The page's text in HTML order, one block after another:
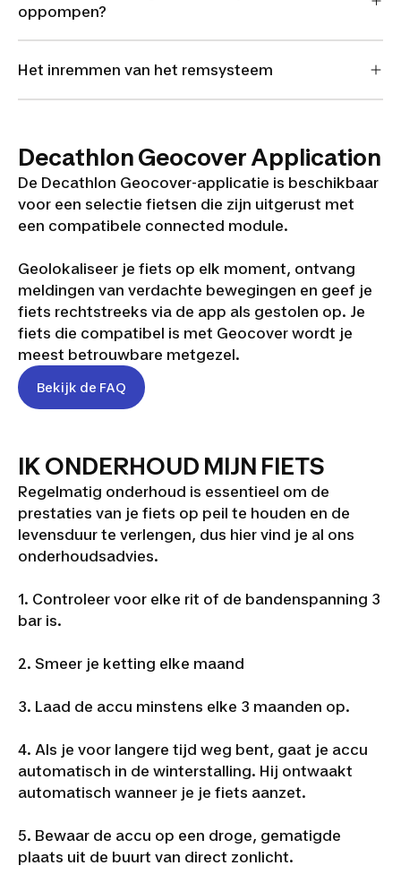
oppompen?
Het inremmen van het remsysteem
Decathlon Geocover Application
De Decathlon Geocover-applicatie is beschikbaar
voor een selectie fietsen die zijn uitgerust met
een compatibele connected module.
Geolokaliseer je fiets op elk moment, ontvang
meldingen van verdachte bewegingen en geef je
fiets rechtstreeks via de app als gestolen op. Je
fiets die compatibel is met Geocover wordt je
meest betrouwbare metgezel.
Bekijk de FAQ
IK ONDERHOUD MIJN FIETS
Regelmatig onderhoud is essentieel om de
prestaties van je fiets op peil te houden en de
levensduur te verlengen, dus hier vind je al ons
onderhoudsadvies.
1. Controleer voor elke rit of de bandenspanning 3
bar is.
2. Smeer je ketting elke maand
3. Laad de accu minstens elke 3 maanden op.
4. Als je voor langere tijd weg bent, gaat je accu
automatisch in de winterstalling. Hij ontwaakt
automatisch wanneer je je fiets aanzet.
5. Bewaar de accu op een droge, gematigde
plaats uit de buurt van direct zonlicht.